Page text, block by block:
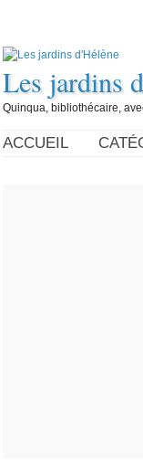
Les jardins
Quinqua, bibliothécaire,
ACCUEIL